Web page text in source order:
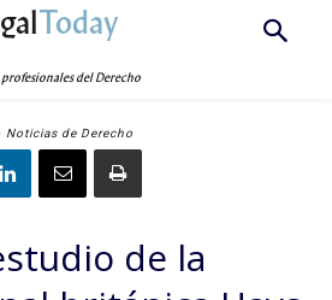
Today
del Derecho
Noticias de Derecho
de la